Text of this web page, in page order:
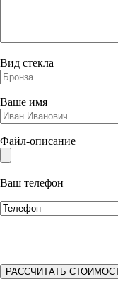
Вид стекла
Ваше имя
Файл-описание
Ваш телефон